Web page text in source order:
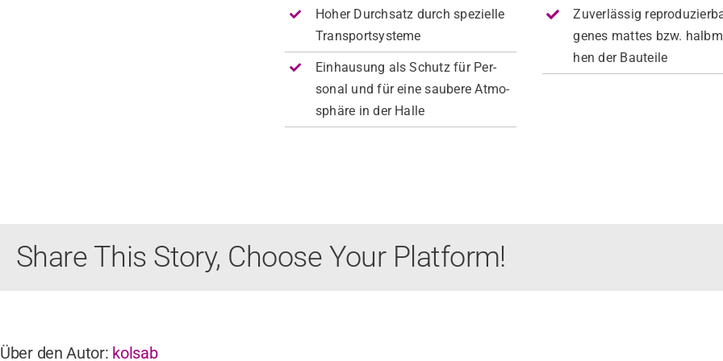
Hoher Durch­satz durch spezielle
Trans­port­sys­teme
Ein­hausung als Schutz für Per­
son­al und für eine saubere Atmo­
sphäre in der Halle
Zuver­läs­sig
genes mattes bzw.
hen der Bauteile
Share This Story, Choose Your Platform!
Über den Autor: kolsab